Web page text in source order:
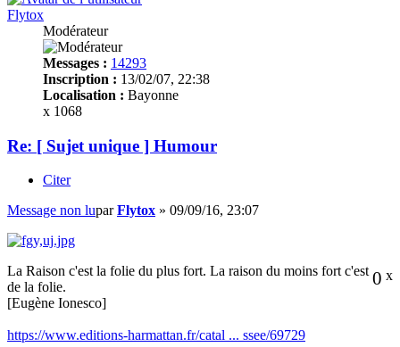
Flytox
Modérateur
Messages : 14293
Inscription : 13/02/07, 22:38
Localisation : Bayonne
x 1068
Re: [ Sujet unique ] Humour
Citer
Message non luparFlytox » 09/09/16, 23:07
0 x
La Raison c'est la folie du plus fort. La raison du moins fort c'est
de la folie.
[Eugène Ionesco]
https://www.editions-harmattan.fr/catal ... ssee/69729